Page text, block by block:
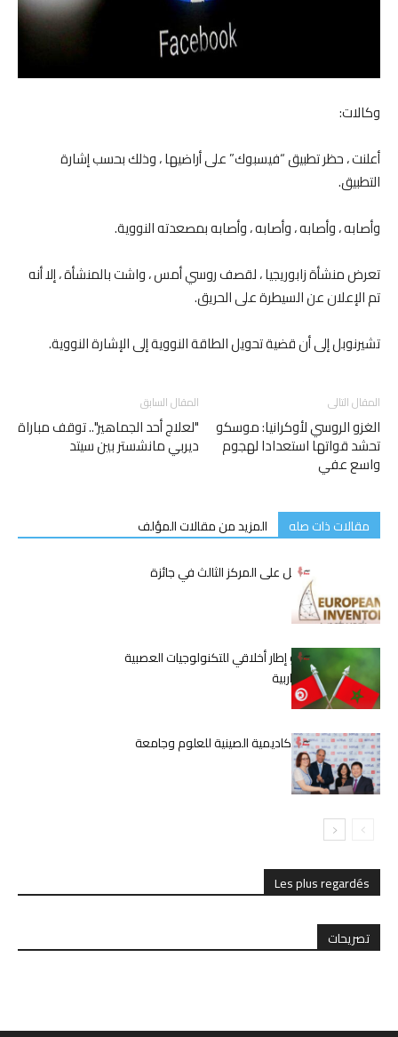
وكالات:
أعلنت ، حظر تطبيق “فيسبوك” على أراضيها ، وذلك بحسب إشارة
التطبيق.
وأصابه ، وأصابه ، وأصابه ، وأصابه بمصعدته النووية.
تعرض منشأة زابوريجيا ، لقصف روسي أمس ، واشت بالمنشأة ، إلا أنه
تم الإعلان عن السيطرة على الحريق.
تشيرنوبل إلى أن قضية تحويل الطاقة النووية إلى الإشارة النووية.
المقال السابق
"لعلاج أحد الجماهير".. توقف مباراة
ديربي مانشستر بين سيتد
المقال التالى
الغزو الروسي لأوكرانيا: موسكو
تحشد قواتها استعدادا لهجوم
واسع عفي
مقالات ذات صله
المزيد من مقالات المؤلف
فريق تونسي يحصل على المركز الثالث في جائزة
المخترعين الشبان
ملتقى تونس: نحو إطار أخلاقي للتكنولوجيات العصبية
في المنطقة المغاربية
تعاون مثمر بين الأكاديمية الصينية للعلوم وجامعة
قرطاج
Les plus regardés
تصريحات